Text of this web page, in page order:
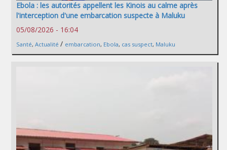
Ebola : les autorités appellent les Kinois au calme après
l'interception d'une embarcation suspecte à Maluku
05/08/2026 - 16:04
Santé, Actualité / embarcation, Ebola, cas suspect, Maluku